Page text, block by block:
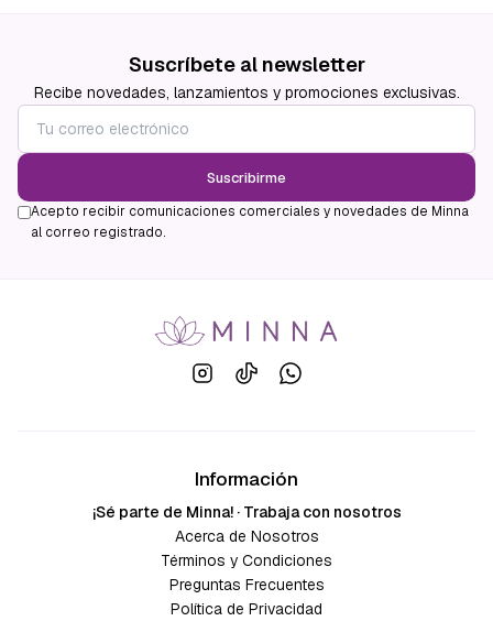
Suscríbete al newsletter
Recibe novedades, lanzamientos y promociones exclusivas.
Suscribirme
Acepto recibir comunicaciones comerciales y novedades de Minna
al correo registrado.
Información
¡Sé parte de Minna! · Trabaja con nosotros
Acerca de Nosotros
Términos y Condiciones
Preguntas Frecuentes
Política de Privacidad